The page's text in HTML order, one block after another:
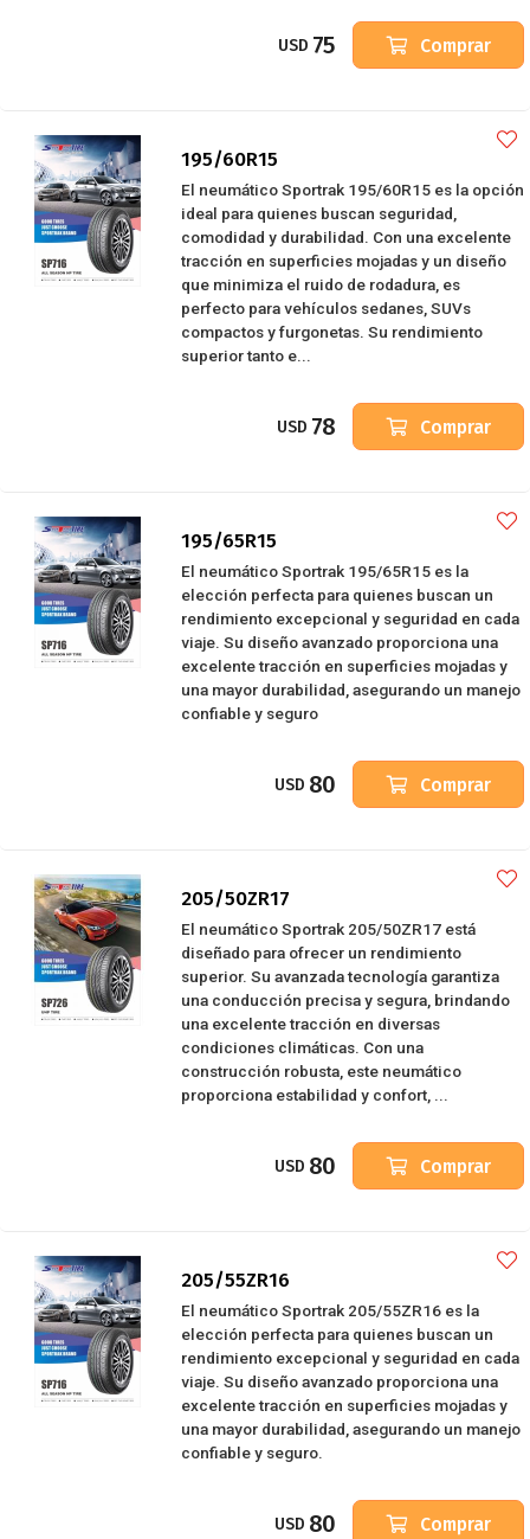
USD 75 Comprar
195/60R15
El neumático Sportrak 195/60R15 es la opción
ideal para quienes buscan seguridad,
comodidad y durabilidad. Con una excelente
tracción en superficies mojadas y un diseño
que minimiza el ruido de rodadura, es
perfecto para vehículos sedanes, SUVs
compactos y furgonetas. Su rendimiento
superior tanto e...
USD 78 Comprar
195/65R15
El neumático Sportrak 195/65R15 es la
elección perfecta para quienes buscan un
rendimiento excepcional y seguridad en cada
viaje. Su diseño avanzado proporciona una
excelente tracción en superficies mojadas y
una mayor durabilidad, asegurando un manejo
confiable y seguro
USD 80 Comprar
205/50ZR17
El neumático Sportrak 205/50ZR17 está
diseñado para ofrecer un rendimiento
superior. Su avanzada tecnología garantiza
una conducción precisa y segura, brindando
una excelente tracción en diversas
condiciones climáticas. Con una
construcción robusta, este neumático
proporciona estabilidad y confort, ...
USD 80 Comprar
205/55ZR16
El neumático Sportrak 205/55ZR16 es la
elección perfecta para quienes buscan un
rendimiento excepcional y seguridad en cada
viaje. Su diseño avanzado proporciona una
excelente tracción en superficies mojadas y
una mayor durabilidad, asegurando un manejo
confiable y seguro.
USD 80 Comprar